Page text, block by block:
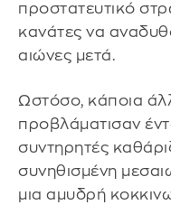
προστατευτικό
κανάτες να
αιώνες μετά.
Ωστόσο, κάποια
προβλάματισαν
συντηρητές
συνηθισμένη
μια αμυδρή